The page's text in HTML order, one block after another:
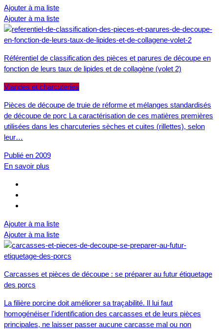
Ajouter à ma liste
Ajouter à ma liste
Référentiel de classification des pièces et parures de découpe en
fonction de leurs taux de lipides et de collagène (volet 2)
Viandes et charcuteries
Pièces de découpe de truie de réforme et mélanges standardisés
de découpe de porc La caractérisation de ces matières premières
utilisées dans les charcuteries sèches et cuites (rillettes), selon
leur…
Publié en 2009
En savoir plus
Ajouter à ma liste
Ajouter à ma liste
Carcasses et pièces de découpe : se préparer au futur étiquetage
des porcs
La filière porcine doit améliorer sa traçabilité. Il lui faut
homogénéiser l'identification des carcasses et de leurs pièces
principales, ne laisser passer aucune carcasse mal ou non